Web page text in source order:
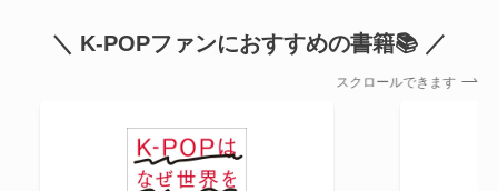
＼ K-POPファンにおすすめの書籍📚 ／
スクロールできます